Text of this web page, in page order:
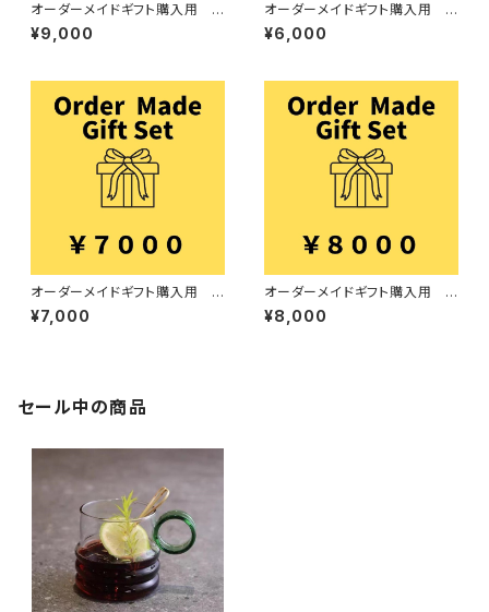
オーダーメイドギフト購入用 9
000円
¥9,000
オーダーメイドギフト購入用 6
000円
¥6,000
オーダーメイドギフト購入用 7
000円
¥7,000
オーダーメイドギフト購入用 8
000円
¥8,000
セール中の商品